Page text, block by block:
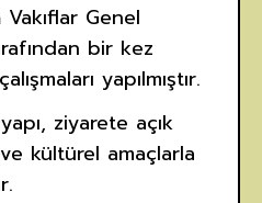
Vakıflar Genel
bir kez
yapılmıştır.
yapı, ziyarete açık
kültürel amaçlarla